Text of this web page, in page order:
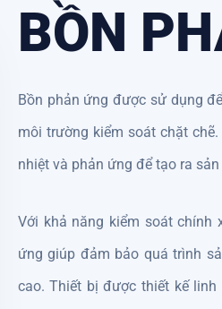
BỒN
Bồn phản ứng được sử dụng
môi trường kiểm soát chặt
nhiệt và phản ứng để tạo ra
Với khả năng kiểm soát chính
ứng giúp đảm bảo quá trình
cao. Thiết bị được thiết kế